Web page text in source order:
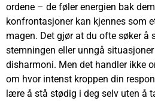
ordene – de føler energien bak
konfrontasjoner kan kjennes som
magen. Det gjør at du ofte søker å
stemningen eller unngå
disharmoni. Men det handler ikke
om hvor intenst kroppen din
lære å stå stødig i deg selv uten å